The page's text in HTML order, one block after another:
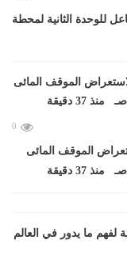
للوحدة الثانية لمحطة
0
الموقف المائى